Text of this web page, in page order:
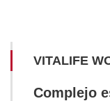
VITALIFE
Complejo